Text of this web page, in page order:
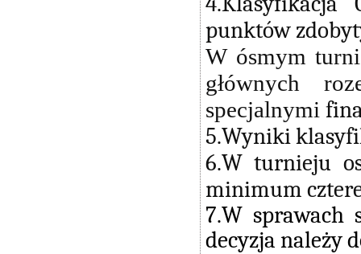
punktów
W ósmym
głównych
specjalnymi
5.Wyniki
6.W turnieju
minimum
7.W sprawach
decyzja należy